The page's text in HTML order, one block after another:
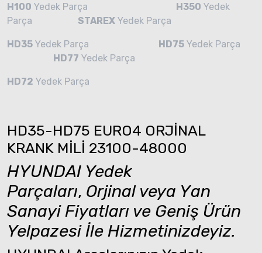
H100 Yedek Parça H350 Yedek
Parça STAREX Yedek Parça
HD35 Yedek Parça HD75 Yedek Parça
HD77 Yedek Parça
HD72 Yedek Parça
HD35-HD75 EURO4 ORJİNAL
KRANK MİLİ 23100-48000
HYUNDAI Yedek
Parçaları, Orjinal veya Yan
Sanayi Fiyatları ve Geniş Ürün
Yelpazesi İle Hizmetinizdeyiz.